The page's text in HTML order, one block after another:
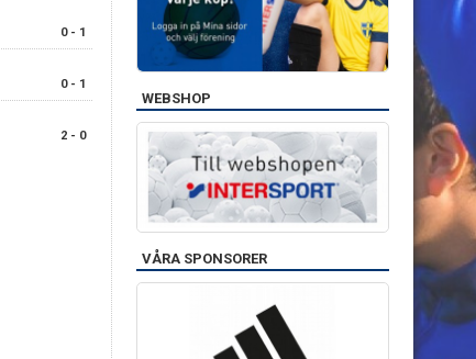
0 - 1
0 - 1
2 - 0
WEBSHOP
VÅRA SPONSORER